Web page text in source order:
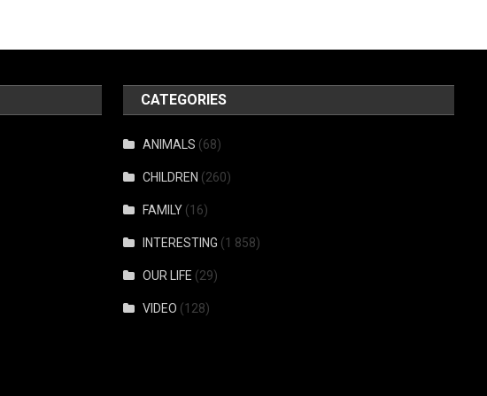
CATEGORIES
ANIMALS (68)
CHILDREN (260)
FAMILY (16)
INTERESTING (1 858)
OUR LIFE (29)
VIDEO (128)